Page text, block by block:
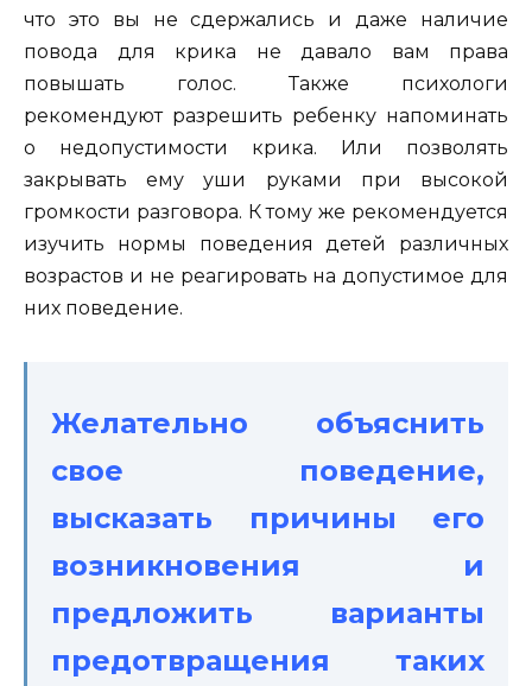
что это вы не сдержались и даже наличие
повода для крика не давало вам права
повышать голос. Также психологи
рекомендуют разрешить ребенку напоминать
о недопустимости крика. Или позволять
закрывать ему уши руками при высокой
громкости разговора. К тому же рекомендуется
изучить нормы поведения детей различных
возрастов и не реагировать на допустимое для
них поведение.
Желательно объяснить
свое поведение,
высказать причины его
возникновения и
предложить варианты
предотвращения таких